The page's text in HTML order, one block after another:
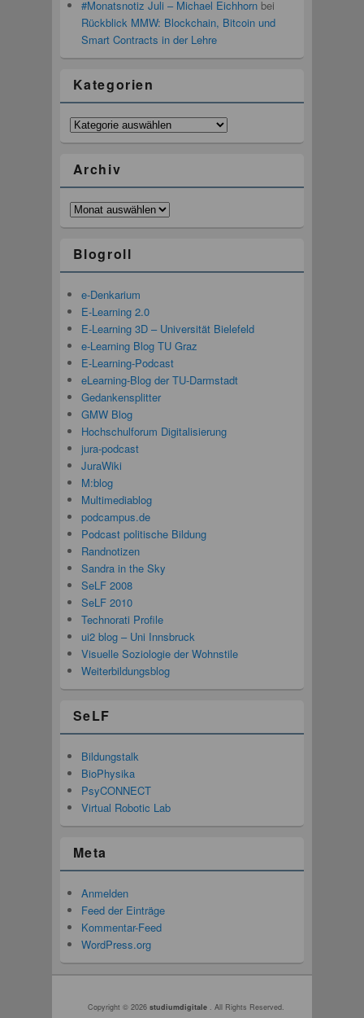
#Monatsnotiz Juli – Michael Eichhornbei
Rückblick MMW: Blockchain, Bitcoin und
Smart Contracts in der Lehre
Kategorien
Kategorien
Archiv
Archiv
Blogroll
e-Denkarium
E-Learning 2.0
E-Learning 3D – Universität Bielefeld
e-Learning Blog TU Graz
E-Learning-Podcast
eLearning-Blog der TU-Darmstadt
Gedankensplitter
GMW Blog
Hochschulforum Digitalisierung
jura-podcast
JuraWiki
M:blog
Multimediablog
podcampus.de
Podcast politische Bildung
Randnotizen
Sandra in the Sky
SeLF 2008
SeLF 2010
Technorati Profile
ui2 blog – Uni Innsbruck
Visuelle Soziologie der Wohnstile
Weiterbildungsblog
SeLF
Bildungstalk
BioPhysika
PsyCONNECT
Virtual Robotic Lab
Meta
Anmelden
Feed der Einträge
Kommentar-Feed
WordPress.org
Copyright © 2026 studiumdigitale . All Rights Reserved.